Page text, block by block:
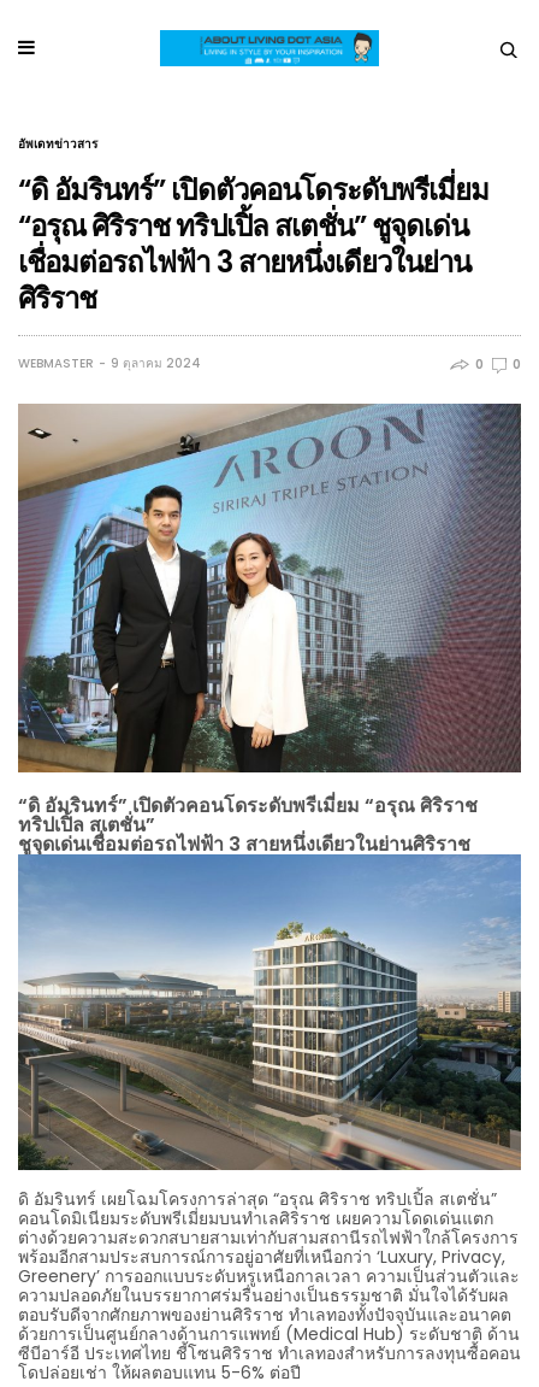
อัพเดทข่าวสาร
“ดิ อัมรินทร์” เปิดตัวคอนโดระดับพรีเมี่ยม
“อรุณ ศิริราช ทริปเปิ้ล สเตชั่น” ชูจุดเด่น
เชื่อมต่อรถไฟฟ้า 3 สายหนึ่งเดียวในย่าน
ศิริราช
WEBMASTER 9 ตุลาคม 2024 0 0
“ดิ อัมรินทร์” เปิดตัวคอนโดระดับพรีเมี่ยม “อรุณ ศิริราช
ทริปเปิ้ล สเตชั่น”
ชูจุดเด่นเชื่อมต่อรถไฟฟ้า 3 สายหนึ่งเดียวในย่านศิริราช
ดิ อัมรินทร์ เผยโฉมโครงการล่าสุด “อรุณ ศิริราช ทริปเปิ้ล สเตชั่น”
คอนโดมิเนียมระดับพรีเมี่ยมบนทำเลศิริราช เผยความโดดเด่นแตก
ต่างด้วยความสะดวกสบายสามเท่ากับสามสถานีรถไฟฟ้าใกล้โครงการ
พร้อมอีกสามประสบการณ์การอยู่อาศัยที่เหนือกว่า ‘Luxury, Privacy,
Greenery’ การออกแบบระดับหรูเหนือกาลเวลา ความเป็นส่วนตัวและ
ความปลอดภัยในบรรยากาศร่มรื่นอย่างเป็นธรรมชาติ มั่นใจได้รับผล
ตอบรับดีจากศักยภาพของย่านศิริราช ทำเลทองทั้งปัจจุบันและอนาคต
ด้วยการเป็นศูนย์กลางด้านการแพทย์ (Medical Hub) ระดับชาติ ด้าน
ซีบีอาร์อี ประเทศไทย ชี้โซนศิริราช ทำเลทองสำหรับการลงทุนซื้อคอน
โดปล่อยเช่า ให้ผลตอบแทน 5-6% ต่อปี